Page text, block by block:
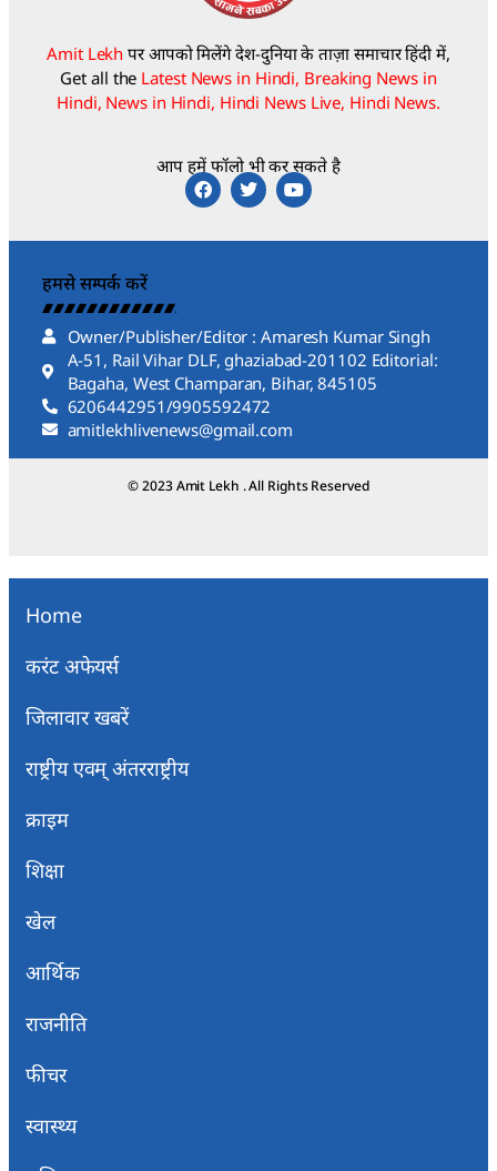
Amit Lekh पर आपको मिलेंगे देश-दुनिया के ताज़ा समाचार हिंदी में,
Get all the Latest News in Hindi, Breaking News in
Hindi, News in Hindi, Hindi News Live, Hindi News.
आप हमें फॉलो भी कर सकते है
हमसे सम्पर्क करें
Owner/Publisher/Editor : Amaresh Kumar Singh
A-51, Rail Vihar DLF, ghaziabad-201102 Editorial:
Bagaha, West Champaran, Bihar, 845105
6206442951/9905592472
amitlekhlivenews@gmail.com
© 2023 Amit Lekh . All Rights Reserved
Home
करंट अफेयर्स
जिलावार खबरें
राष्ट्रीय एवम् अंतरराष्ट्रीय
क्राइम
शिक्षा
खेल
आर्थिक
राजनीति
फीचर
स्वास्थ्य